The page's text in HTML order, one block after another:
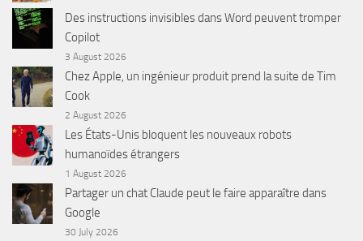
Des instructions invisibles dans Word peuvent tromper
Copilot
3 August 2026
Chez Apple, un ingénieur produit prend la suite de Tim
Cook
2 August 2026
Les États-Unis bloquent les nouveaux robots
humanoïdes étrangers
1 August 2026
Partager un chat Claude peut le faire apparaître dans
Google
30 July 2026